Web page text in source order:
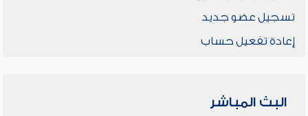
تسجيل عضو جديد
إعادة تفعيل حساب
البث المباشر